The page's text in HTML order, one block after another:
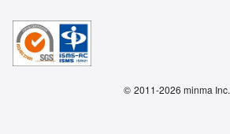
© 2011-2026 minma Inc.